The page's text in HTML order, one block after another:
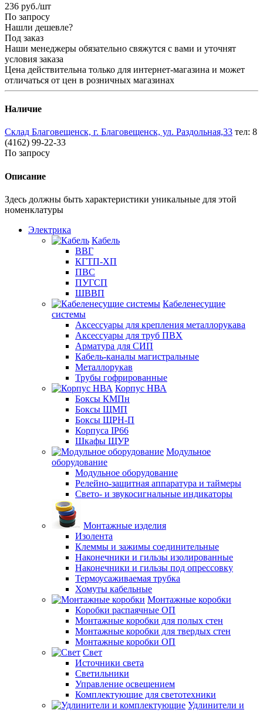
236 руб./шт
По запросу
Нашли дешевле?
Под заказ
Наши менеджеры обязательно свяжутся с вами и уточнят
условия заказа
Цена действительна только для интернет-магазина и может
отличаться от цен в розничных магазинах
Наличие
Склад Благовещенск, г. Благовещенск, ул. Раздольная,33 тел: 8
(4162) 99-22-33
По запросу
Описание
Здесь должны быть характеристики уникальные для этой
номенклатуры
Электрика
Кабель
ВВГ
КГТП-ХП
ПВС
ПУГСП
ШВВП
Кабеленесущие
системы
Аксессуары для крепления металлорукава
Аксессуары для труб ПВХ
Арматура для СИП
Кабель-каналы магистральные
Металлорукав
Трубы гофрированные
Корпус НВА
Боксы КМПн
Боксы ЩМП
Боксы ЩРН-П
Корпуса IP66
Шкафы ЩУР
Модульное
оборудование
Модульное оборудование
Релейно-защитная аппаратура и таймеры
Свето- и звукосигнальные индикаторы
Монтажные изделия
Изолента
Клеммы и зажимы соединительные
Наконечники и гильзы изолированные
Наконечники и гильзы под опрессовку
Термоусаживаемая трубка
Хомуты кабельные
Монтажные коробки
Коробки распаячные ОП
Монтажные коробки для полых стен
Монтажные коробки для твердых стен
Монтажные коробки ОП
Свет
Источники света
Светильники
Управление освещением
Комплектующие для светотехники
Удлинители и